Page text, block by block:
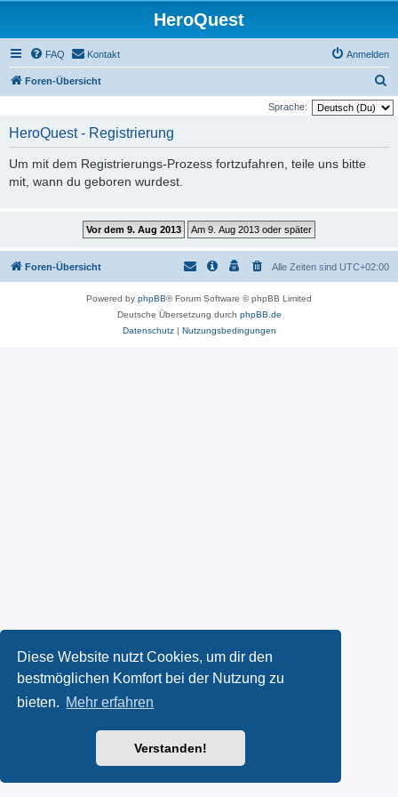
Diese Website nutzt Cookies, um dir den
bestmöglichen Komfort bei der Nutzung zu
bieten. Mehr erfahren
Verstanden!
HeroQuest
FAQ Kontakt Anmelden
Foren-Übersicht
u
Sprache:
HeroQuest - Registrierung
Um mit dem Registrierungs-Prozess fortzufahren, teile uns bitte
mit, wann du geboren wurdest.
Foren-Übersicht Alle Zeiten sind UTC+02:00
Powered by phpBB® Forum Software © phpBB Limited
Deutsche Übersetzung durch phpBB.de
Datenschutz| Nutzungsbedingungen